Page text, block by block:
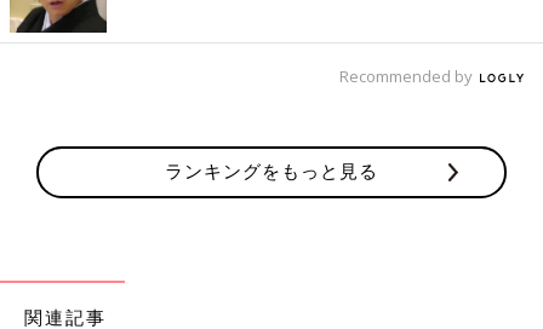
（もしくはジャイアンのボエー声）
「へえぇ…私ってこんな声出るんやな。」と自分でも若干引きな
当の本人ですら自身の新たな一面にびっくりしていたので、
夫はさらに衝撃だったそうです。
と…。
（いや、怖い怖い。）
Recommended by
ランキングをもっと見る
関連記事